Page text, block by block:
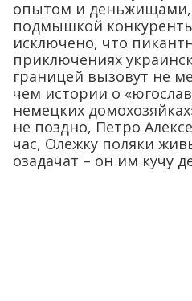
опытом и
подмышкой
исключено, что
приключениях
границей вызовут не
чем истории о
немецких
не поздно, Петро
час, Олежку поляки
озадачат – он им кучу